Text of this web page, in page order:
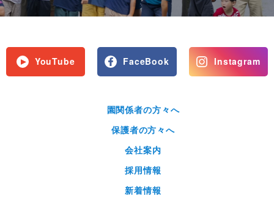
YouTube FaceBook Instagram
園関係者の方々へ
保護者の方々へ
会社案内
採用情報
新着情報